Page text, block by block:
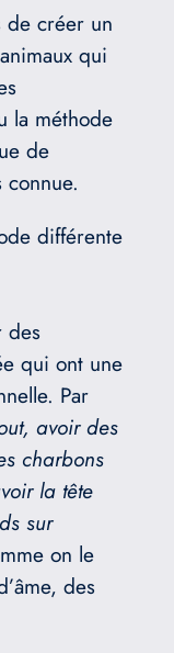
de créer un
qui
la méthode
de
connue.
différente
des
qui ont une
Par
avoir des
charbons
la tête
sur
on le
des